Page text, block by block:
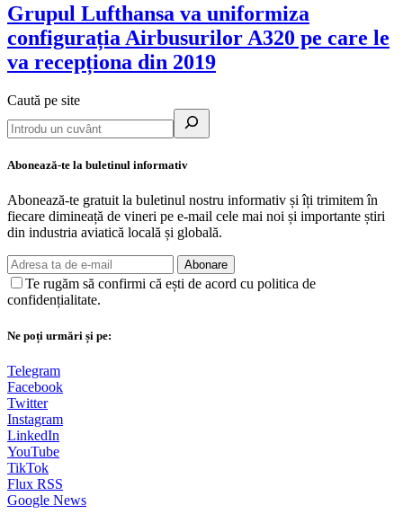
Grupul Lufthansa va uniformiza
configurația Airbusurilor A320 pe care le
va recepționa din 2019
Caută pe site
Abonează-te la buletinul informativ
Abonează-te gratuit la buletinul nostru informativ și îți trimitem în
fiecare dimineață de vineri pe e-mail cele mai noi și importante știri
din industria aviatică locală și globală.
Abonare
Te rugăm să confirmi că ești de acord cu politica de
confidențialitate.
Ne poți urmări și pe:
Telegram
Facebook
Twitter
Instagram
LinkedIn
YouTube
TikTok
Flux RSS
Google News